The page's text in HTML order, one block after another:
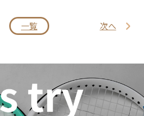
一覧 次へ